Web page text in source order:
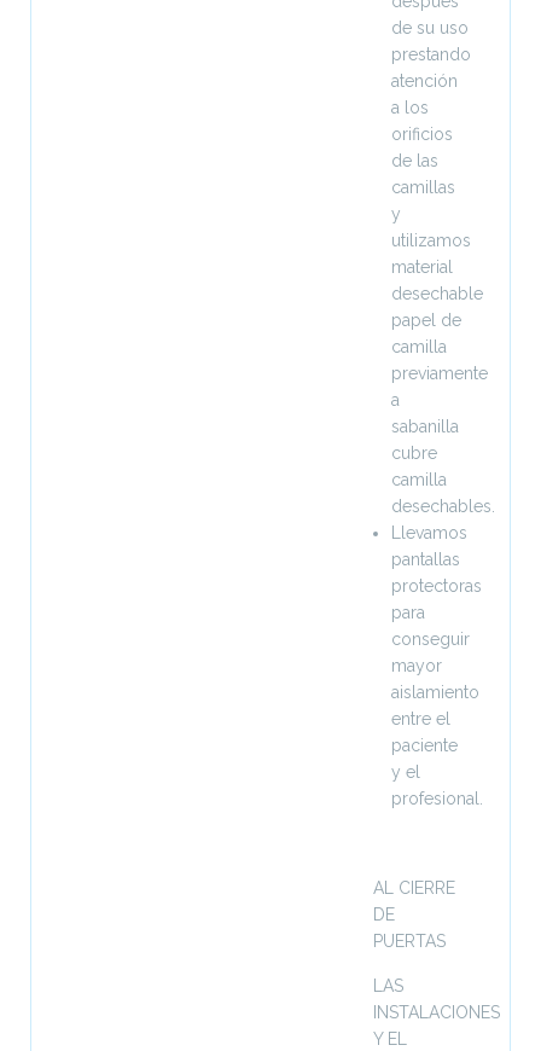
de su uso
prestando
atención
a los
orificios
de las
camillas
y
utilizamos
material
desechable
papel de
camilla
previamente
a
sabanilla
cubre
camilla
desechables.
Llevamos
pantallas
protectoras
para
conseguir
mayor
aislamiento
entre el
paciente
y el
profesional.
AL CIERRE
DE
PUERTAS
LAS
INSTALACIONES
Y EL